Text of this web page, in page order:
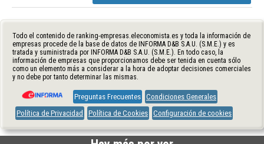
Todo el contenido de ranking-empresas.eleconomista.es y toda la información de
empresas procede de la base de datos de INFORMA D&B S.A.U. (S.M.E.) y es
tratada y suministrada por INFORMA D&B S.A.U. (S.M.E.). En todo caso, la
información de empresas que proporcionamos debe ser tenida en cuenta sólo
como un elemento más a considerar a la hora de adoptar decisiones comerciales
y no debe por tanto determinar las mismas.
Preguntas Frecuentes Condiciones Generales
Política de Privacidad
Política de Cookies Configuración de cookies